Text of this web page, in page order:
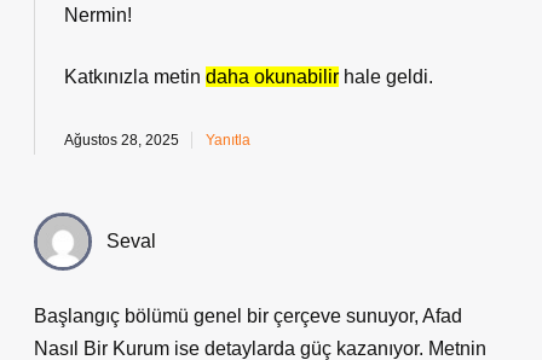
Nermin!
Katkınızla metin daha okunabilir hale geldi.
Ağustos 28, 2025 Yanıtla
Seval
Başlangıç bölümü genel bir çerçeve sunuyor, Afad
Nasıl Bir Kurum ise detaylarda güç kazanıyor. Metnin